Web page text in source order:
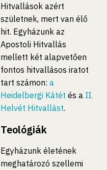
Hitvallások azért
születnek, mert van élő
hit. Egyházunk az
Apostoli Hitvallás
mellett két alapvetően
fontos hitvallásos iratot
tart számon: a
Heidelbergi Kátét és a II.
Helvét Hitvallást.
Teológiák
Egyházunk életének
meghatározó szellemi